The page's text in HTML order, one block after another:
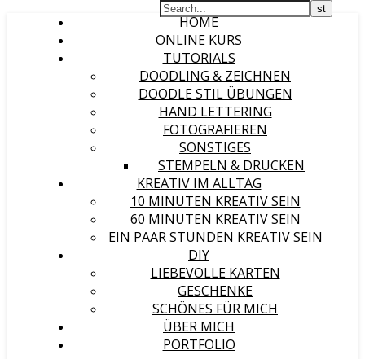
HOME
ONLINE KURS
TUTORIALS
DOODLING & ZEICHNEN
DOODLE STIL ÜBUNGEN
HAND LETTERING
FOTOGRAFIEREN
SONSTIGES
STEMPELN & DRUCKEN
KREATIV IM ALLTAG
10 MINUTEN KREATIV SEIN
60 MINUTEN KREATIV SEIN
EIN PAAR STUNDEN KREATIV SEIN
DIY
LIEBEVOLLE KARTEN
GESCHENKE
SCHÖNES FÜR MICH
ÜBER MICH
PORTFOLIO